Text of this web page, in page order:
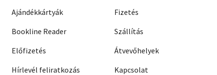
Ajándékkártyák
Bookline Reader
Előfizetés
Hírlevél feliratkozás
Fizetés
Szállítás
Átvevőhelyek
Kapcsolat